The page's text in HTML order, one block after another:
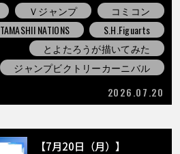
Ｖジャンプ
コミコン
TAMASHII NATIONS
S.H.Figuarts
とよたろうが描いてみた
ジャンプビクトリーカーニバル
2026.07.20
【7月20日（月）】